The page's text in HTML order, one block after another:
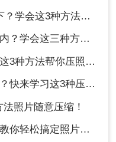
存图片就可以了。
种方法照片随意压缩!！
三种方法就够用了！
法帮你压照片大小 ！
学习这3种压缩方法！
照片随意压缩！
松搞定照片上传限制